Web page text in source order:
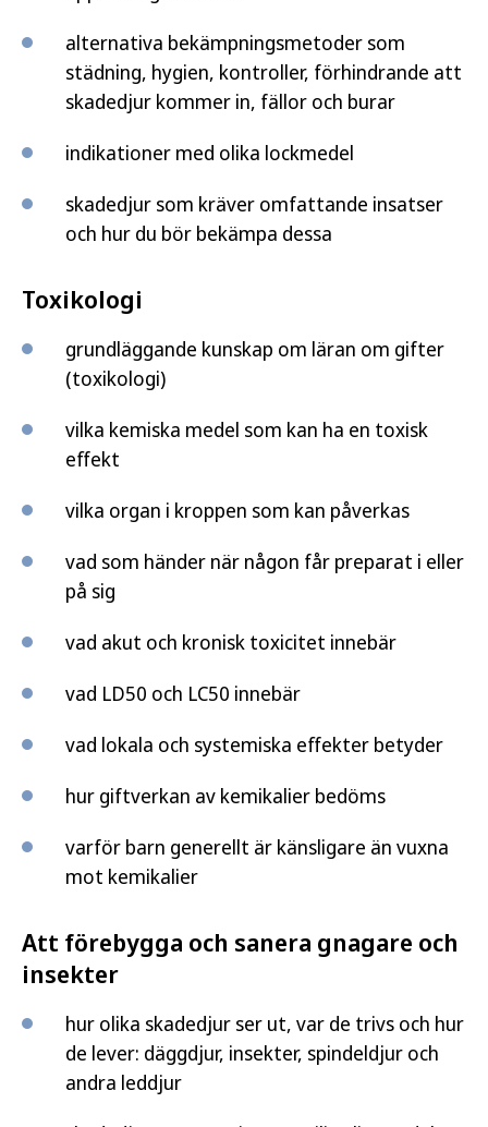
alternativa bekämpningsmetoder som
städning, hygien, kontroller, förhindrande att
skadedjur kommer in, fällor och burar
indikationer med olika lockmedel
skadedjur som kräver omfattande insatser
och hur du bör bekämpa dessa
Toxikologi
grundläggande kunskap om läran om gifter
(toxikologi)
vilka kemiska medel som kan ha en toxisk
effekt
vilka organ i kroppen som kan påverkas
vad som händer när någon får preparat i eller
på sig
vad akut och kronisk toxicitet innebär
vad LD50 och LC50 innebär
vad lokala och systemiska effekter betyder
hur giftverkan av kemikalier bedöms
varför barn generellt är känsligare än vuxna
mot kemikalier
Att förebygga och sanera gnagare och
insekter
hur olika skadedjur ser ut, var de trivs och hur
de lever: däggdjur, insekter, spindeldjur och
andra leddjur